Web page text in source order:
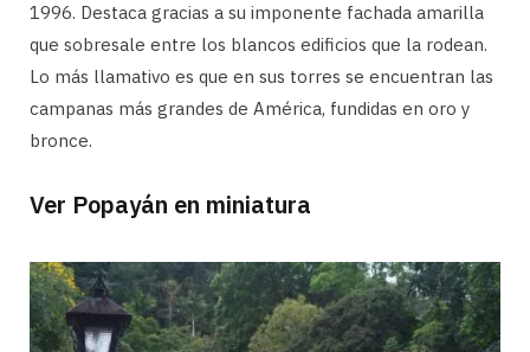
1996. Destaca gracias a su imponente fachada amarilla
que sobresale entre los blancos edificios que la rodean.
Lo más llamativo es que en sus torres se encuentran las
campanas más grandes de América, fundidas en oro y
bronce.
Ver Popayán en miniatura